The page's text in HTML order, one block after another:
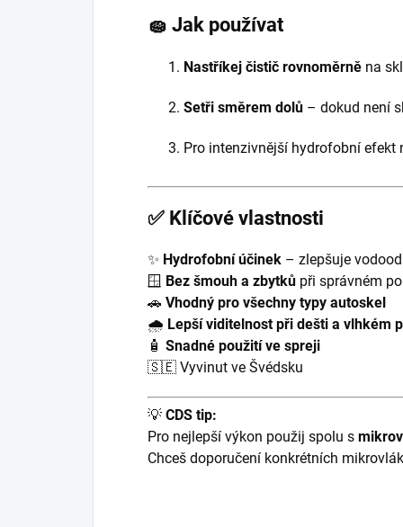
🧽 Jak používat
Nastříkej čistič rovnoměrně na
Setři směrem dolů – dokud není
Pro intenzivnější hydrofobní efekt
✅ Klíčové vlastnosti
✨ Hydrofobní účinek – zlepšuje
🪟 Bez šmouh a zbytků při správném
🚗 Vhodný pro všechny typy autoskel
🌧️ Lepší viditelnost při dešti a vlhkém
🧴 Snadné použití ve spreji
🇸🇪 Vyvinut ve Švédsku
💡 CDS tip:
Pro nejlepší výkon použij spolu s
Chceš doporučení konkrétních